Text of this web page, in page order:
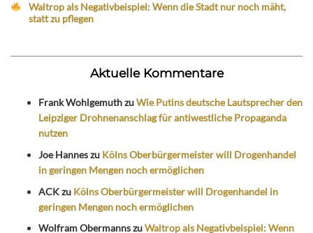
Waltrop als Negativbeispiel: Wenn die Stadt nur noch mäht,
statt zu pflegen
Aktuelle Kommentare
Frank WohlgemuthzuWie Putins deutsche Lautsprecher den
Leipziger Drohnenanschlag für antiwestliche Propaganda
nutzen
Joe Hanneszu Kölns Oberbürgermeister will Drogenhandel
in geringen Mengen noch ermöglichen
ACKzu Kölns Oberbürgermeister will Drogenhandel in
geringen Mengen noch ermöglichen
Wolfram ObermannszuWaltrop als Negativbeispiel: Wenn